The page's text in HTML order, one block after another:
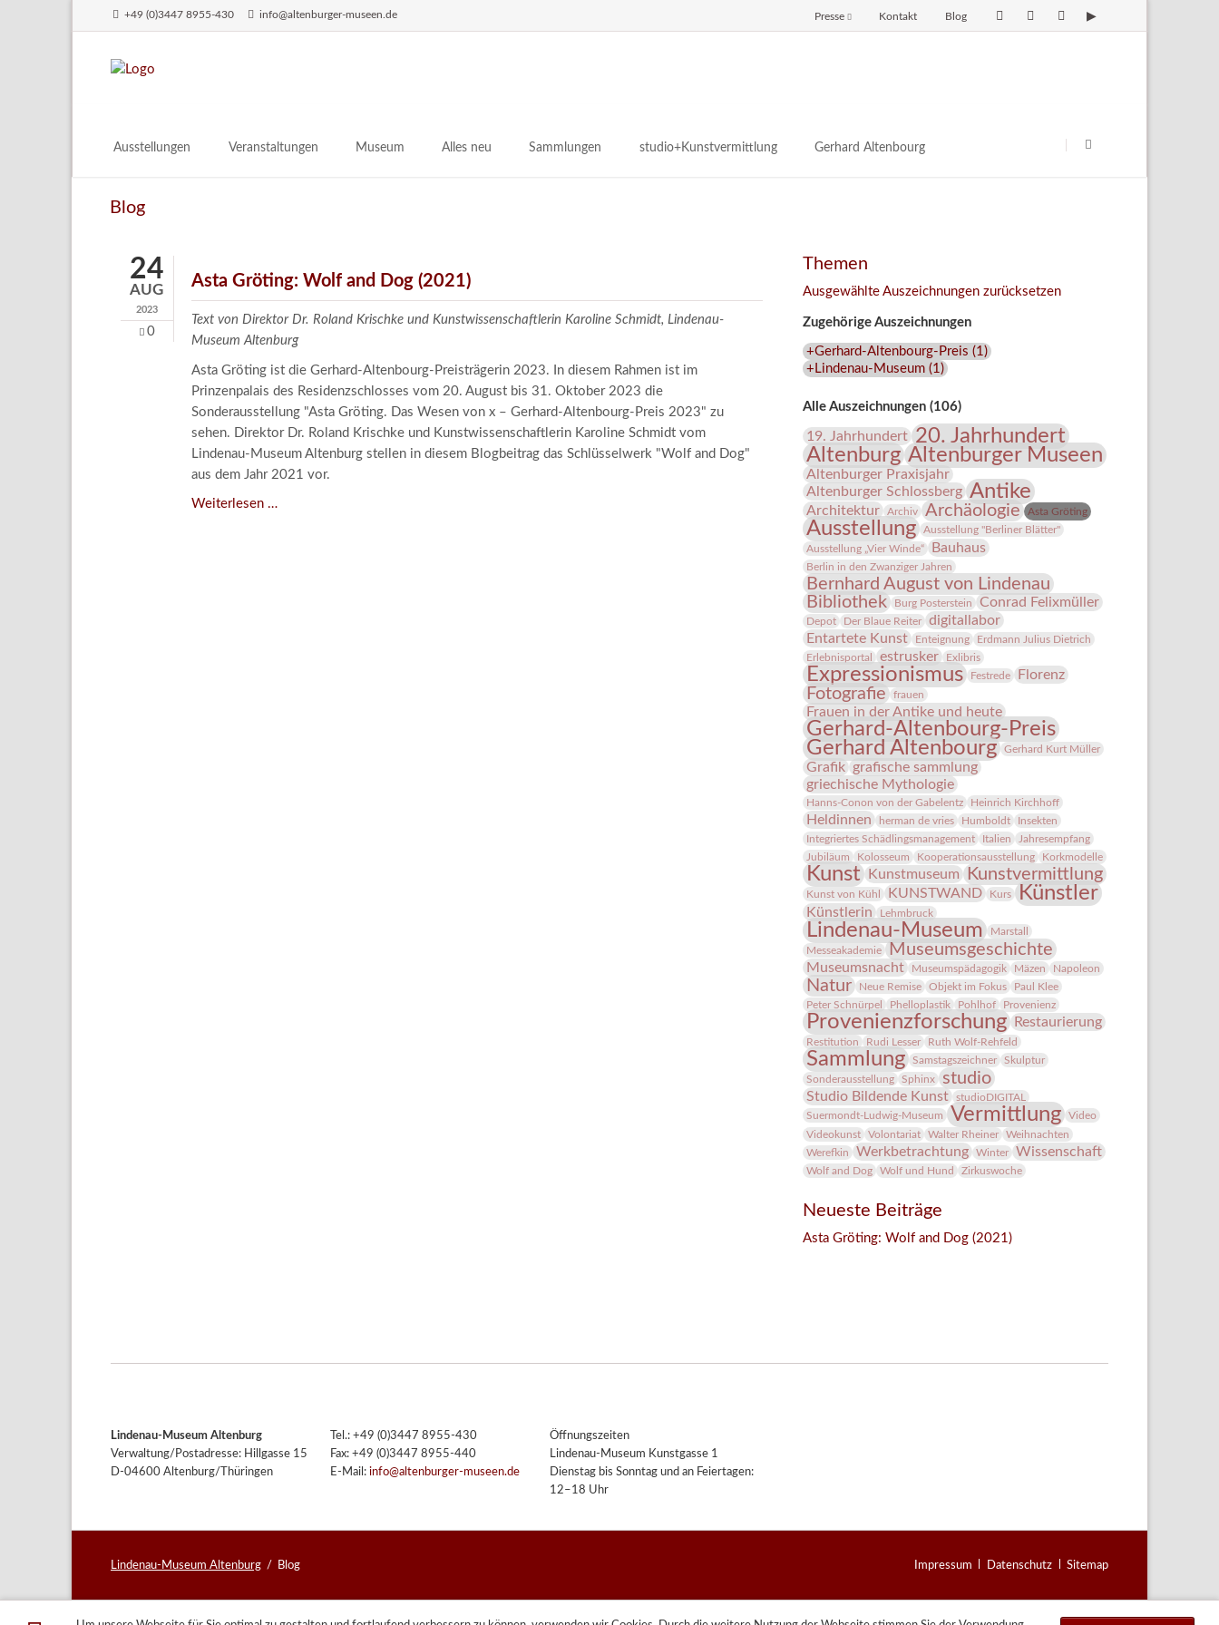
+49 (0)3447 8955-430 info@altenburger-museen.de Blog
Kontakt
Presse
Ausstellungen
Aktuell
Veranstaltungen Museum
Digitales
Team
Engagement
Publikationen
Aktuelle Publikationen
Bestandskataloge & Editionen
Alles neu
Länderübergreifende kulturtouristische Ziele
Sammlungen
Deutsche Malerei 20./21. Jh.
Kunstbibliothek
Restaurierung
studio+Kunstvermittlung
Angebote für Kitas
Gerhard Altenbourg
Blog
24
AUG
2023
0
Asta Gröting: Wolf and Dog (2021)
Text von Direktor Dr. Roland Krischke und Kunstwissenschaftlerin Karoline Schmidt, Lindenau-
Museum Altenburg
Asta Gröting ist die Gerhard-Altenbourg-Preisträgerin 2023. In diesem Rahmen ist im
Prinzenpalais des Residenzschlosses vom 20. August bis 31. Oktober 2023 die
Sonderausstellung "Asta Gröting. Das Wesen von x – Gerhard-Altenbourg-Preis 2023" zu
sehen. Direktor Dr. Roland Krischke und Kunstwissenschaftlerin Karoline Schmidt vom
Lindenau-Museum Altenburg stellen in diesem Blogbeitrag das Schlüsselwerk "Wolf and Dog"
aus dem Jahr 2021 vor.
Weiterlesen …Asta
Themen
Ausgewählte Auszeichnungen zurücksetzen
Zugehörige Auszeichnungen
+Gerhard-Altenbourg-Preis (1 )
+Lindenau-Museum(1 )
Alle Auszeichnungen (106)
19. Jahrhundert 20. Jahrhundert
Altenburg Altenburger Museen
Altenburger Praxisjahr
Altenburger Schlossberg Antike
Architektur Archiv Archäologie Asta Gröting
Ausstellung
Ausstellung "Berliner Blätter"
Ausstellung „Vier Winde“
Bauhaus
Berlin in den Zwanziger Jahren
Bernhard August von Lindenau
Bibliothek
Burg Posterstein Conrad Felixmüller
Depot Der Blaue Reiter
digitallabor
Entartete Kunst
Enteignung
Erdmann Julius Dietrich
Erlebnisportal
estrusker Exlibris
Expressionismus Festrede Florenz
Fotografie frauen
Frauen in der Antike und heute
Gerhard-Altenbourg-Preis
Gerhard Altenbourg
Gerhard Kurt Müller
Grafik grafische sammlung
griechische Mythologie
Hanns-Conon von der Gabelentz Heinrich Kirchhoff
Heldinnen herman de vries Humboldt
Insekten
Integriertes Schädlingsmanagement
Italien
Jahresempfang
Jubiläum
Kolosseum Kooperationsausstellung Korkmodelle
Kunst Kunstmuseum Kunstvermittlung
Kunst von Kühl KUNSTWAND Kurs Künstler
Künstlerin Lehmbruck
Lindenau-Museum
Marstall
Messeakademie
Museumsgeschichte
Museumsnacht Museumspädagogik Mäzen Napoleon
Natur Neue Remise Objekt im Fokus
Paul Klee
Peter Schnürpel
Phelloplastik Pohlhof Provenienz
Provenienzforschung Restaurierung
Restitution Rudi Lesser Ruth Wolf-Rehfeld
Sammlung Samstagszeichner
Skulptur
Sonderausstellung
Sphinx studio
Studio Bildende Kunst
studioDIGITAL
Suermondt-Ludwig-Museum
Vermittlung
Video
Videokunst
Volontariat Walter Rheiner
Weihnachten
Werefkin
Werkbetrachtung Winter Wissenschaft
Wolf and Dog Wolf und Hund Zirkuswoche
Neueste Beiträge
Asta Gröting: Wolf and Dog (2021)
Lindenau-Museum Altenburg
Verwaltung/Postadresse: Hillgasse 15
D-04600 Altenburg/Thüringen
Tel.: +49 (0)3447 8955-430
Fax: +49 (0)3447 8955-440
E-Mail: info@altenburger-museen.de
Öffnungszeiten
Lindenau-Museum Kunstgasse 1
Dienstag bis Sonntag und an Feiertagen:
12–18 Uhr
Lindenau-Museum Altenburg Blog
Navigation
Impressum Datenschutz Sitemap